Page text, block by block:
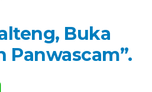
Buka
Panwascam”.